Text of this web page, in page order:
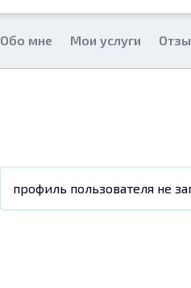
Обо мне Мои услуги
профиль пользователя не